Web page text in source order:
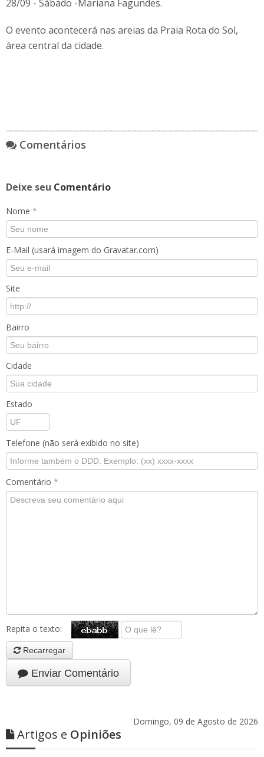
28/09 - Sábado -Mariana Fagundes.
O evento acontecerá nas areias da Praia Rota do Sol,
área central da cidade.
Comentários
Deixe seu Comentário
Nome *
E-Mail (usará imagem do Gravatar.com)
Site
Bairro
Cidade
Estado
Telefone (não será exibido no site)
Comentário *
Repita o texto:
Recarregar
Enviar Comentário
Domingo, 09 de Agosto de 2026
Artigos e Opiniões